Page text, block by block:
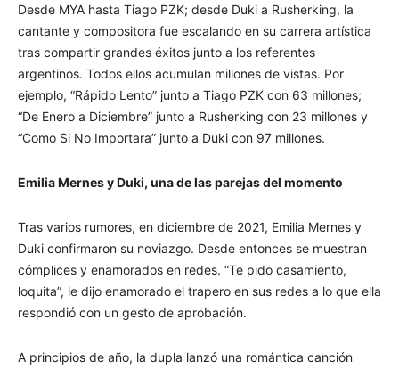
Desde MYA hasta Tiago PZK; desde Duki a Rusherking, la
cantante y compositora fue escalando en su carrera artística
tras compartir grandes éxitos junto a los referentes
argentinos. Todos ellos acumulan millones de vistas. Por
ejemplo, “Rápido Lento” junto a Tiago PZK con 63 millones;
“De Enero a Diciembre” junto a Rusherking con 23 millones y
“Como Si No Importara” junto a Duki con 97 millones.
Emilia Mernes y Duki, una de las parejas del momento
Tras varios rumores, en diciembre de 2021, Emilia Mernes y
Duki confirmaron su noviazgo. Desde entonces se muestran
cómplices y enamorados en redes. “Te pido casamiento,
loquita”, le dijo enamorado el trapero en sus redes a lo que ella
respondió con un gesto de aprobación.
A principios de año, la dupla lanzó una romántica canción